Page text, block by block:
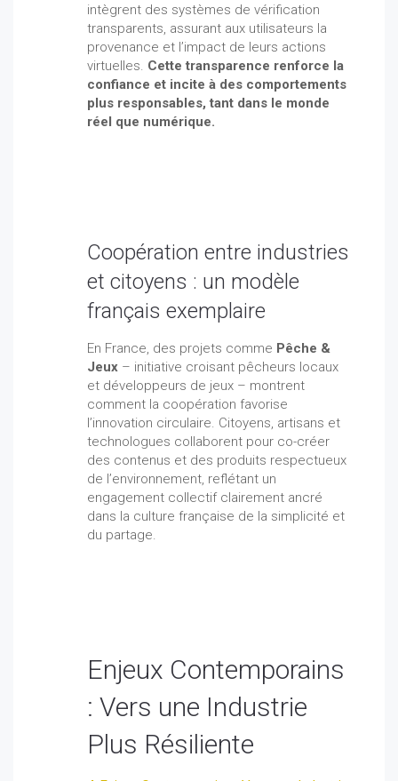
intègrent des systèmes de vérification
transparents, assurant aux utilisateurs la
provenance et l’impact de leurs actions
virtuelles. Cette transparence renforce la
confiance et incite à des comportements
plus responsables, tant dans le monde
réel que numérique.
Coopération entre industries
et citoyens : un modèle
français exemplaire
En France, des projets comme Pêche &
Jeux– initiative croisant pêcheurs locaux
et développeurs de jeux – montrent
comment la coopération favorise
l’innovation circulaire. Citoyens, artisans et
technologues collaborent pour co-créer
des contenus et des produits respectueux
de l’environnement, reflétant un
engagement collectif clairement ancré
dans la culture française de la simplicité et
du partage.
Enjeux Contemporains
: Vers une Industrie
Plus Résiliente